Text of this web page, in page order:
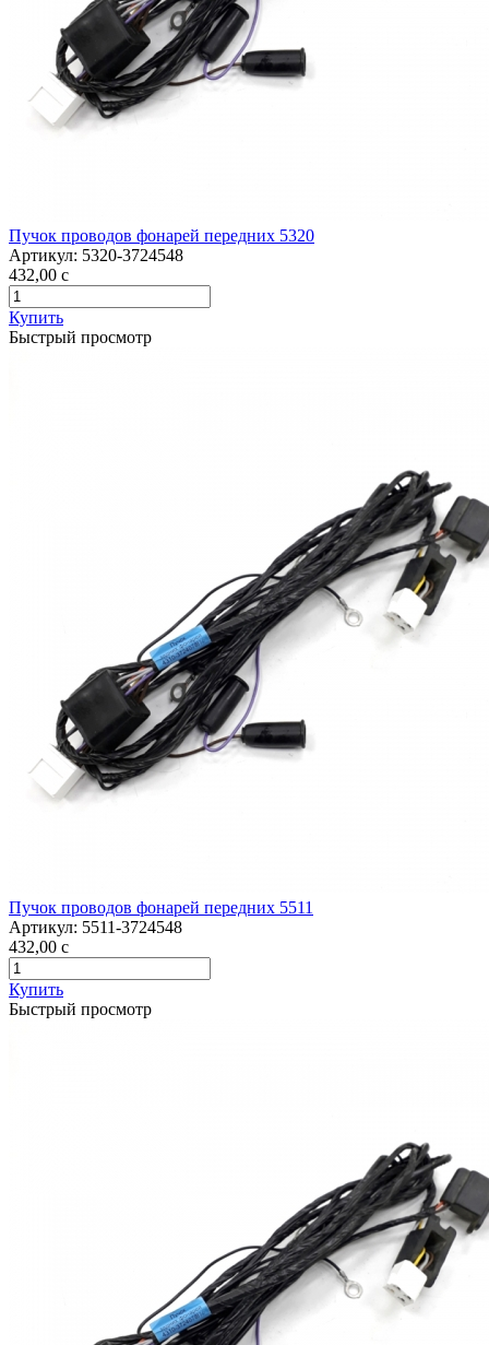
Пучок проводов фонарей передних 5320
Артикул: 5320-3724548
432,00 c
Купить
Быстрый просмотр
Пучок проводов фонарей передних 5511
Артикул: 5511-3724548
432,00 c
Купить
Быстрый просмотр